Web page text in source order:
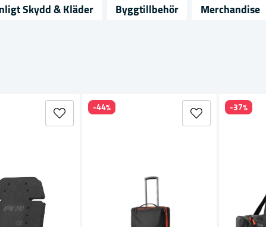
Skydd & Kläder Byggtillbehör Merchandise
-44% -37%